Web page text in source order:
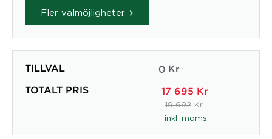
Fler valmöjligheter
TILLVAL 0 Kr
TOTALT PRIS 17 695 Kr
19 692 Kr
inkl. moms